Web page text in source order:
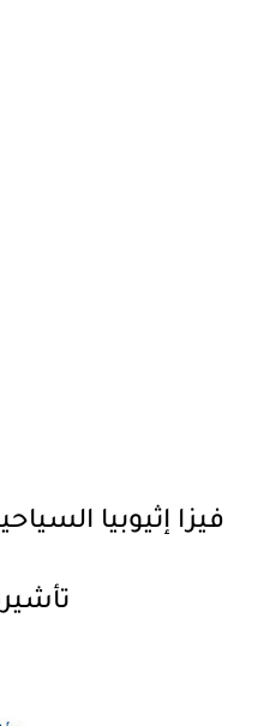
فيزا إثيوبيا السياحية 2026 : كيفية